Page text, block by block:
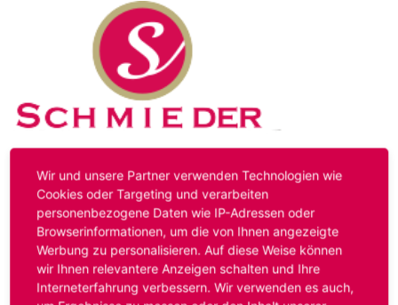
Kontakt Impressum Datenschutz
Hinweis:Das von ihnen aufgerufene Stellenangebot ist
bereits ausgelaufen. Alternative Stellenanzeigen finden
Sie unter:
www.schmieder-personal.de/stellenangebote
Oder Sie bewerben sich
initiativund wir suchen für Sie
passende Stellenangebote.
Wir und unsere Partner verwenden Technologien wie
Cookies oder Targeting und verarbeiten
personenbezogene Daten wie IP-Adressen oder
Browserinformationen, um die von Ihnen angezeigte
Werbung zu personalisieren. Auf diese Weise können
wir Ihnen relevantere Anzeigen schalten und Ihre
Interneterfahrung verbessern. Wir verwenden es auch,